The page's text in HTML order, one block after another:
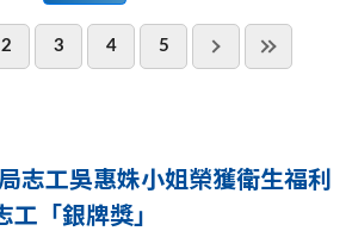
2 3 4 5
志工吳惠姝小姐榮獲衛生福利
工「銀牌獎」